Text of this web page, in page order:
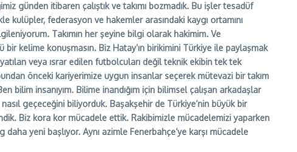
günden itibaren çalıştık ve takımı bozmadık. Bu işler tesadüf
kulüpler, federasyon ve hakemler arasındaki kaygı ortamını
Takımın her şeyine bilgi olarak hakimim. Ve
kelime konuşmasın. Biz Hatay’ın birikimini Türkiye ile paylaşmak
veya ısrar edilen futbolcuları değil teknik ekibin tek tek
önceki kariyerimize uygun insanlar seçerek mütevazi bir takım
bilim insanıyım. Bilime inandığım için bilimsel çalışan arkadaşlar
geçeceğini biliyorduk. Başakşehir de Türkiye’nin büyük bir
Biz kora kor mücadele ettik. Rakibimizle mücadelemizi yaparken
yeni başlıyor. Aynı azimle Fenerbahçe’ye karşı mücadele